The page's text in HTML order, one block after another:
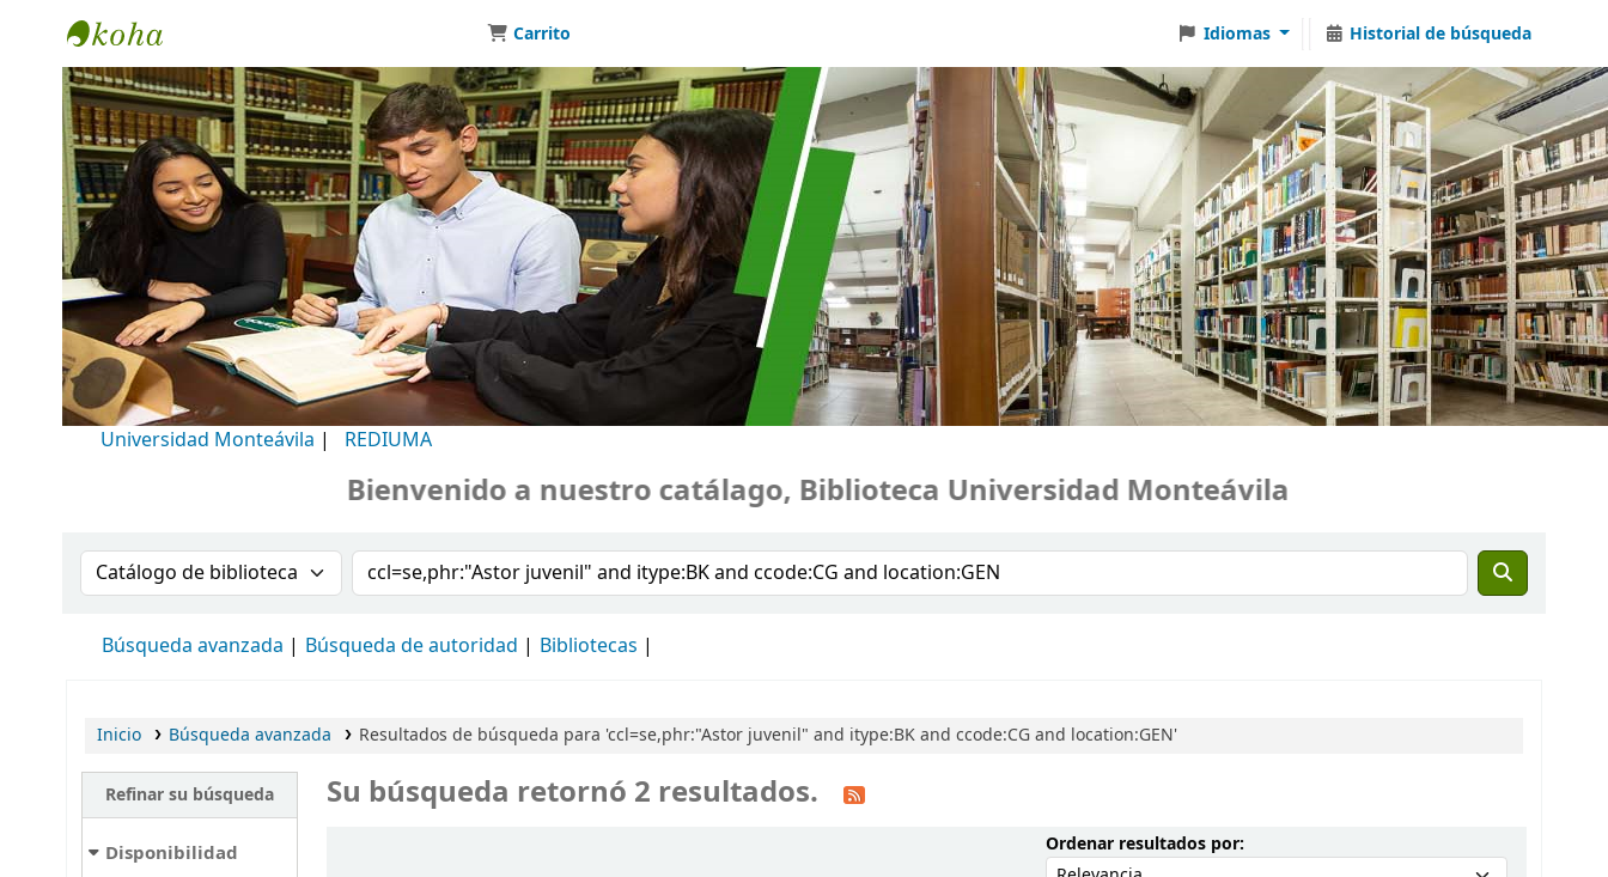
Biblioteca Universidad Monteávila
Carrito Idiomas Historial de búsqueda
Universidad Monteávila | REDIUMA
Bienvenido a nuestro catálago, Biblioteca Universidad Monteávila
Buscar en el catálogo por:Buscar en el catálogo
Búsqueda avanzada Búsqueda de autoridad Bibliotecas
Inicio Búsqueda avanzada Resultados de búsqueda para 'ccl=se,phr:"Astor juvenil" and itype:BK and ccode:CG and location:GEN'
Refinar su búsqueda
Disponibilidad
Su búsqueda retornó 2 resultados.
Ordenar resultados por:Ordenar por: